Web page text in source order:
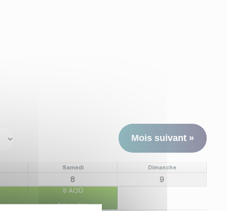
Mois suivant »
Samedi Dimanche
8 9
8 AOÛ
3 disponibles